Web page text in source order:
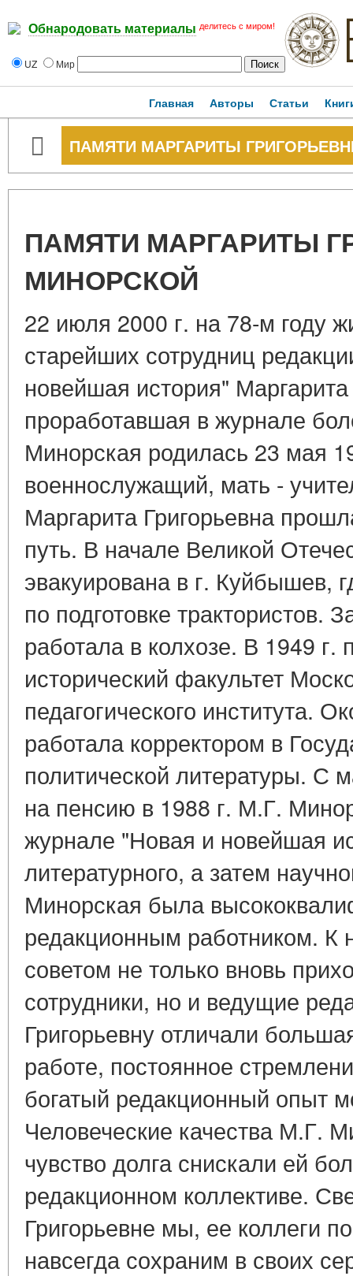
Обнародовать материалы делитесь с миром!
UZ Мир
Главная Авторы Статьи
ПАМЯТИ МАРГАРИТЫ
ПАМЯТИ МАРГАРИТЫ
МИНОРСКОЙ
22 июля 2000 г. на 78-м году
старейших сотрудниц
новейшая история"
проработавшая в журнале
Минорская родилась 23 мая
военнослужащий, мать -
Маргарита Григорьевна
путь. В начале Великой
эвакуирована в г. Куйбышев,
по подготовке трактористов.
работала в колхозе. В 1949 г.
исторический факультет
педагогического института.
работала корректором в
политической литературы. С
на пенсию в 1988 г. М.Г.
журнале "Новая и новейшая
литературного, а затем
Минорская была
редакционным работником. К
советом не только вновь
сотрудники, но и ведущие
Григорьевну отличали
работе, постоянное
богатый редакционный опыт
Человеческие качества М.Г.
чувство долга снискали ей
редакционном коллективе.
Григорьевне мы, ее коллеги
навсегда сохраним в своих